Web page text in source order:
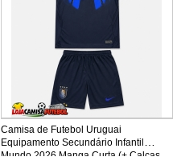
Camisa de Futebol Uruguai
Equipamento Secundário Infantil
Mundo 2026 Manga Curta (+ Calças